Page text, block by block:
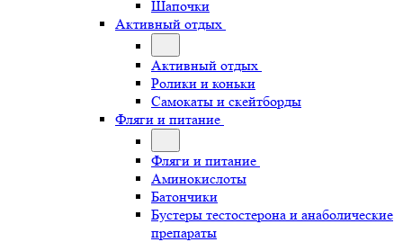
Шапочки
Активный отдых
Активный отдых
Ролики и коньки
Самокаты и скейтборды
Фляги и питание
Фляги и питание
Аминокислоты
Батончики
Бустеры тестостерона и анаболические
препараты